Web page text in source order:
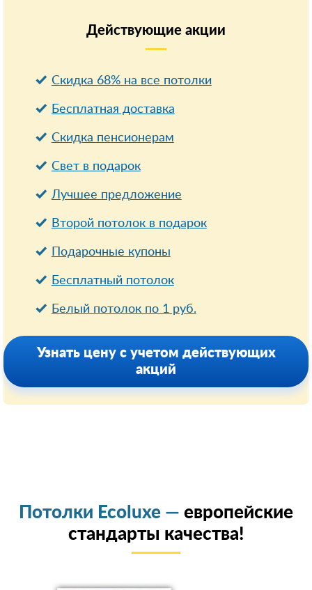
Действующие акции
Скидка 68% на все потолки
Бесплатная доставка
Cкидка пенсионерам
Свет в подарок
Лучшее предложение
Второй потолок в подарок
Подарочные купоны
Бесплатный потолок
Белый потолок по 1 руб.
Узнать цену с учетом действующих
акций
Потолки Ecoluxe — европейские
стандарты качества!